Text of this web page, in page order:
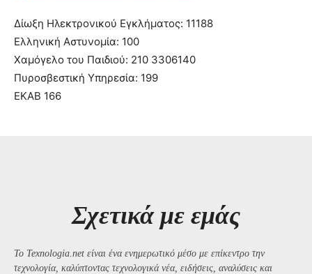
Δίωξη Ηλεκτρονικού Εγκλήματος: 11188
Ελληνική Αστυνομία: 100
Χαμόγελο του Παιδιού: 210 3306140
Πυροσβεστική Υπηρεσία: 199
ΕΚΑΒ 166
Σχετικά με εμάς
Το Texnologia.net είναι ένα ενημερωτικό μέσο με επίκεντρο την
τεχνολογία, καλύπτοντας τεχνολογικά νέα, ειδήσεις, αναλύσεις και